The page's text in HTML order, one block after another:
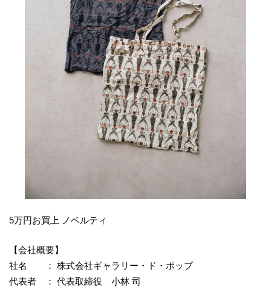
5万円お買上 ノベルティ
【会社概要】
社名 ： 株式会社ギャラリー・ド・ポップ
代表者 ： 代表取締役 小林 司